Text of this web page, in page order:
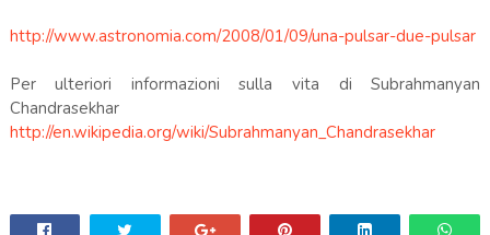
http://www.astronomia.com/2008/01/09/una-pulsar-due-pulsar
Per ulteriori informazioni sulla vita di Subrahmanyan
Chandrasekhar
http://en.wikipedia.org/wiki/Subrahmanyan_Chandrasekhar